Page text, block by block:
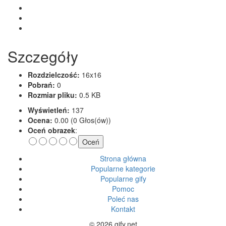
Szczegóły
Rozdzielczość: 16x16
Pobrań: 0
Rozmiar pliku: 0.5 KB
Wyświetleń: 137
Ocena: 0.00 (0 Głos(ów))
Oceń obrazek:
Strona główna
Popularne kategorie
Popularne gify
Pomoc
Poleć nas
Kontakt
© 2026 gify.net